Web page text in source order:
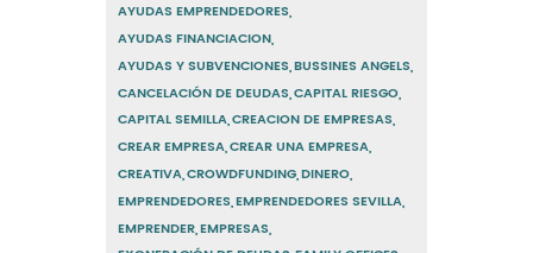
AYUDAS EMPRENDEDORES
AYUDAS FINANCIACION
AYUDAS Y SUBVENCIONES BUSSINES ANGELS
CANCELACIÓN DE DEUDAS CAPITAL RIESGO
CAPITAL SEMILLA CREACION DE EMPRESAS
CREAR EMPRESA CREAR UNA EMPRESA
CREATIVA CROWDFUNDING DINERO
EMPRENDEDORES EMPRENDEDORES SEVILLA
EMPRENDER EMPRESAS